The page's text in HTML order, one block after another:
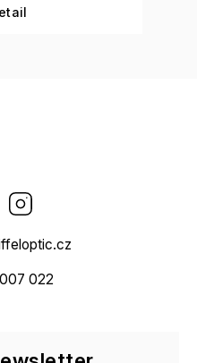
022